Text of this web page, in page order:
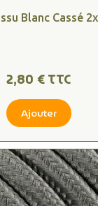
Blanc Cassé
2,80 € TTC
Ajouter